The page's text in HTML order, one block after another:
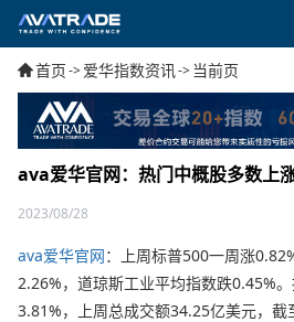
首页->爱华指数资讯-> 当前页
ava爱华官网：热门中概股多数上
2023/08/28
ava爱华官网：上周标普500一周涨
2.26%，道琼斯工业平均指数跌0.45%
3.81%，上周总成交额34.25亿美元，截